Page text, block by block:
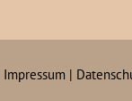
Impressum |